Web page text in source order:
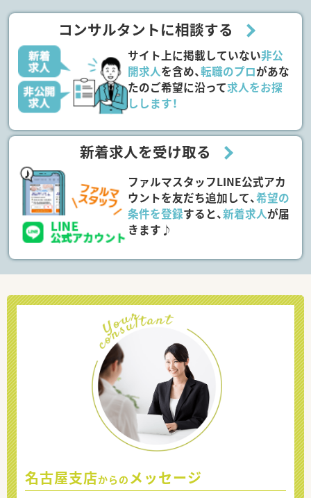
コンサルタントに相談する
サイト上に掲載していない非公
開求人を含め、転職のプロがあな
たのご希望に沿って求人をお探
しします！
新着求人を受け取る
ファルマスタッフLINE公式アカ
ウントを友だち追加して、希望の
条件を登録すると、新着求人が届
きます♪
名古屋支店からの メッセージ